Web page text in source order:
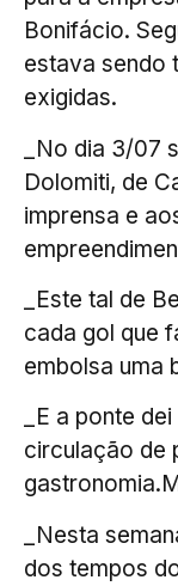
Bonifácio.
estava sendo
exigidas.
_No dia 3/07
Dolomiti, de
imprensa e
_Este tal de
cada gol que
embolsa uma
_E a ponte
circulação de
_Nesta
dos tempos